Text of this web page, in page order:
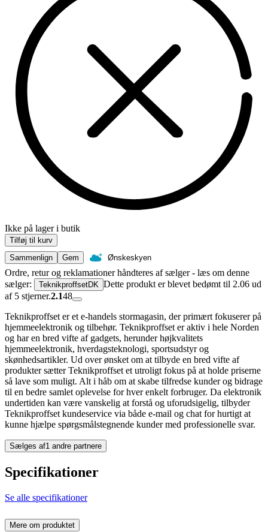
Ikke på lager i butik
Tilføj til kurv
Sammenlign
Gem Ønskeskyen
Ordre, retur og reklamationer håndteres af sælger - læs om denne
sælger:
TeknikproffsetDK Dette produkt er blevet bedømt til 2.06 ud
af 5 stjerner.2.148
Teknikproffset er et e-handels stormagasin, der primært fokuserer på
hjemmeelektronik og tilbehør. Teknikproffset er aktiv i hele Norden
og har en bred vifte af gadgets, herunder højkvalitets
hjemmeelektronik, hverdagsteknologi, sportsudstyr og
skønhedsartikler. Ud over ønsket om at tilbyde en bred vifte af
produkter sætter Teknikproffset et utroligt fokus på at holde priserne
så lave som muligt. Alt i håb om at skabe tilfredse kunder og bidrage
til en bedre samlet oplevelse for hver enkelt forbruger. Da elektronik
undertiden kan være vanskelig at forstå og uforudsigelig, tilbyder
Teknikproffset kundeservice via både e-mail og chat for hurtigt at
kunne hjælpe spørgsmålstegnende kunder med professionelle svar.
Sælges af1 andre partnere
Specifikationer
Se alle specifikationer
Mere om produktet